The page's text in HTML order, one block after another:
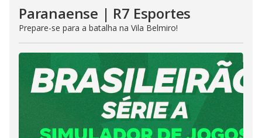
Paranaense | R7 Esportes
Prepare-se para a batalha na Vila Belmiro!